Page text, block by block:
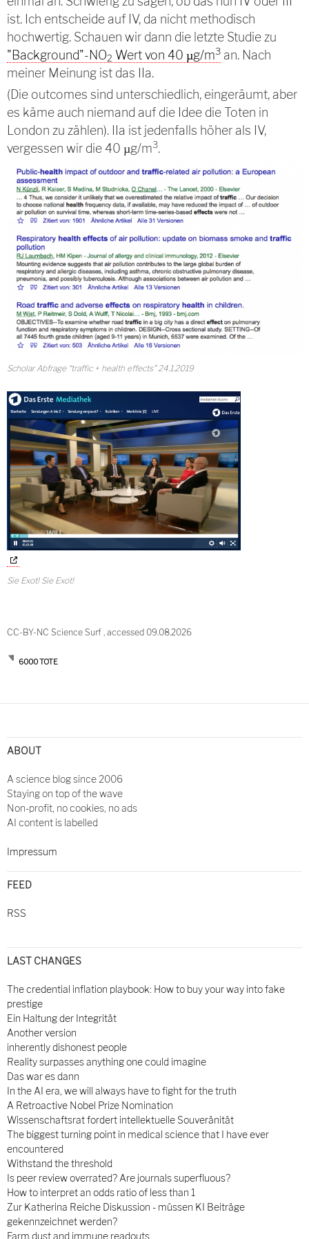
ist. Ich entscheide auf IV, da nicht methodisch
hochwertig. Schauen wir dann die letzte Studie zu
"Background"-NO2 Wert von 40 µg/m3 an. Nach
meiner Meinung ist das IIa.
(Die outcomes sind unterschiedlich, eingeräumt, aber
es käme auch niemand auf die Idee die Toten in
London zu zählen). IIa ist jedenfalls höher als IV,
vergessen wir die 40 µg/m3.
Scholar Abfrage “traffic + health effects” 24.1.2019
Sie Exot! Sie Exot!
CC-BY-NC Science Surf , accessed 09.08.2026
6000 TOTE
navigation
ABOUT
A science blog since 2006
Staying on top of the wave
Non-profit, no cookies, no ads
AI content is labelled
Impressum
FEED
RSS
LAST CHANGES
The credential inflation playbook: How to buy your way into fake
prestige
Ein Haltung der Integrität
Another version
inherently dishonest people
Reality surpasses anything one could imagine
Das war es dann
In the AI era, we will always have to fight for the truth
A Retroactive Nobel Prize Nomination
Wissenschaftsrat fordert intellektuelle Souveränität
The biggest turning point in medical science that I have ever
encountered
Withstand the threshold
Is peer review overrated? Are journals superfluous?
How to interpret an odds ratio of less than 1
Zur Katherina Reiche Diskussion - müssen KI Beiträge
gekennzeichnet werden?
Farm dust and immune readouts